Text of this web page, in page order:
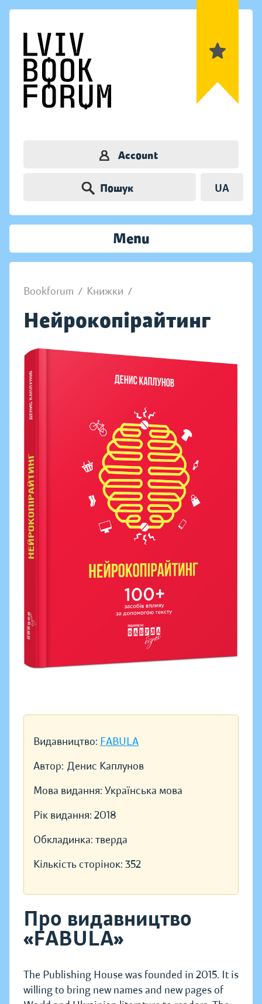
Account
Пошук UA
Menu
Bookforum / Книжки /
Нейрокопірайтинг
Видавництво: FABULA
Автор: Денис Каплунов
Мова видання: Українська мова
Рік видання: 2018
Обкладинка: тверда
Кількість сторінок: 352
Про видавництво
«FABULA»
The Publishing House was founded in 2015. It is
willing to bring new names and new pages of